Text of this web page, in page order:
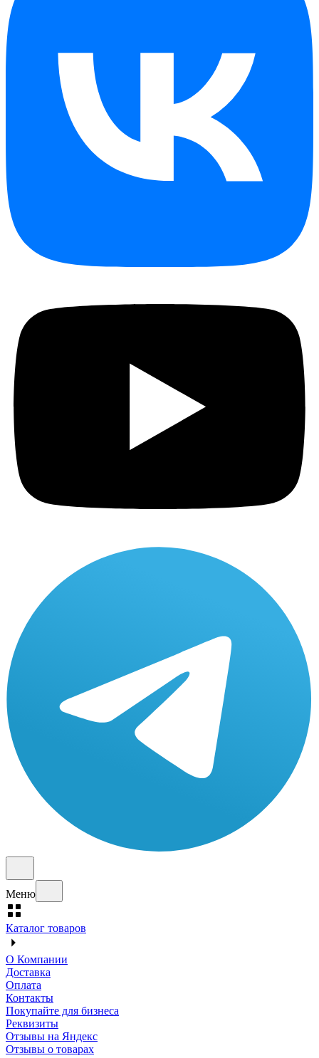
Меню
Каталог товаров
О Компании
Доставка
Оплата
Контакты
Покупайте для бизнеса
Реквизиты
Отзывы на Яндекс
Отзывы о товарах